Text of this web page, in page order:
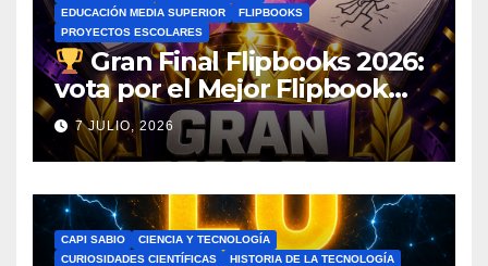
EDUCACIÓN MEDIA SUPERIOR
FLIPBOOKS
PROYECTOS ESCOLARES
Gran Final Flipbooks 2026:
vota por el Mejor Flipbook
del Ciclo Escolar
7 JULIO, 2026
CAPI SABIO
CIENCIA Y TECNOLOGÍA
CURIOSIDADES CIENTÍFICAS
HISTORIA DE LA TECNOLOGÍA